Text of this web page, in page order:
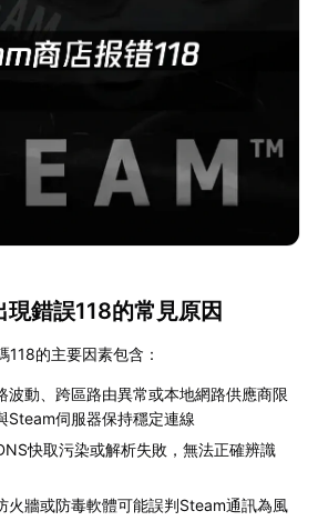
錯誤118的常見原因
的主要因素包含：
波動、跨區路由異常或本地網路供應商限
Steam伺服器保持穩定連線
快取污染或解析失敗，無法正確辨識
火牆或防毒軟體可能誤判Steam通訊為風